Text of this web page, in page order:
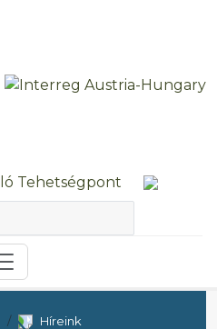
Híreink